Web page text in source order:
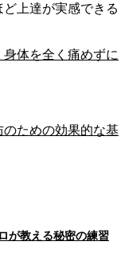
上達が実感できる
体を全く痛めずに
ための効果的な基
が教える秘密の練習